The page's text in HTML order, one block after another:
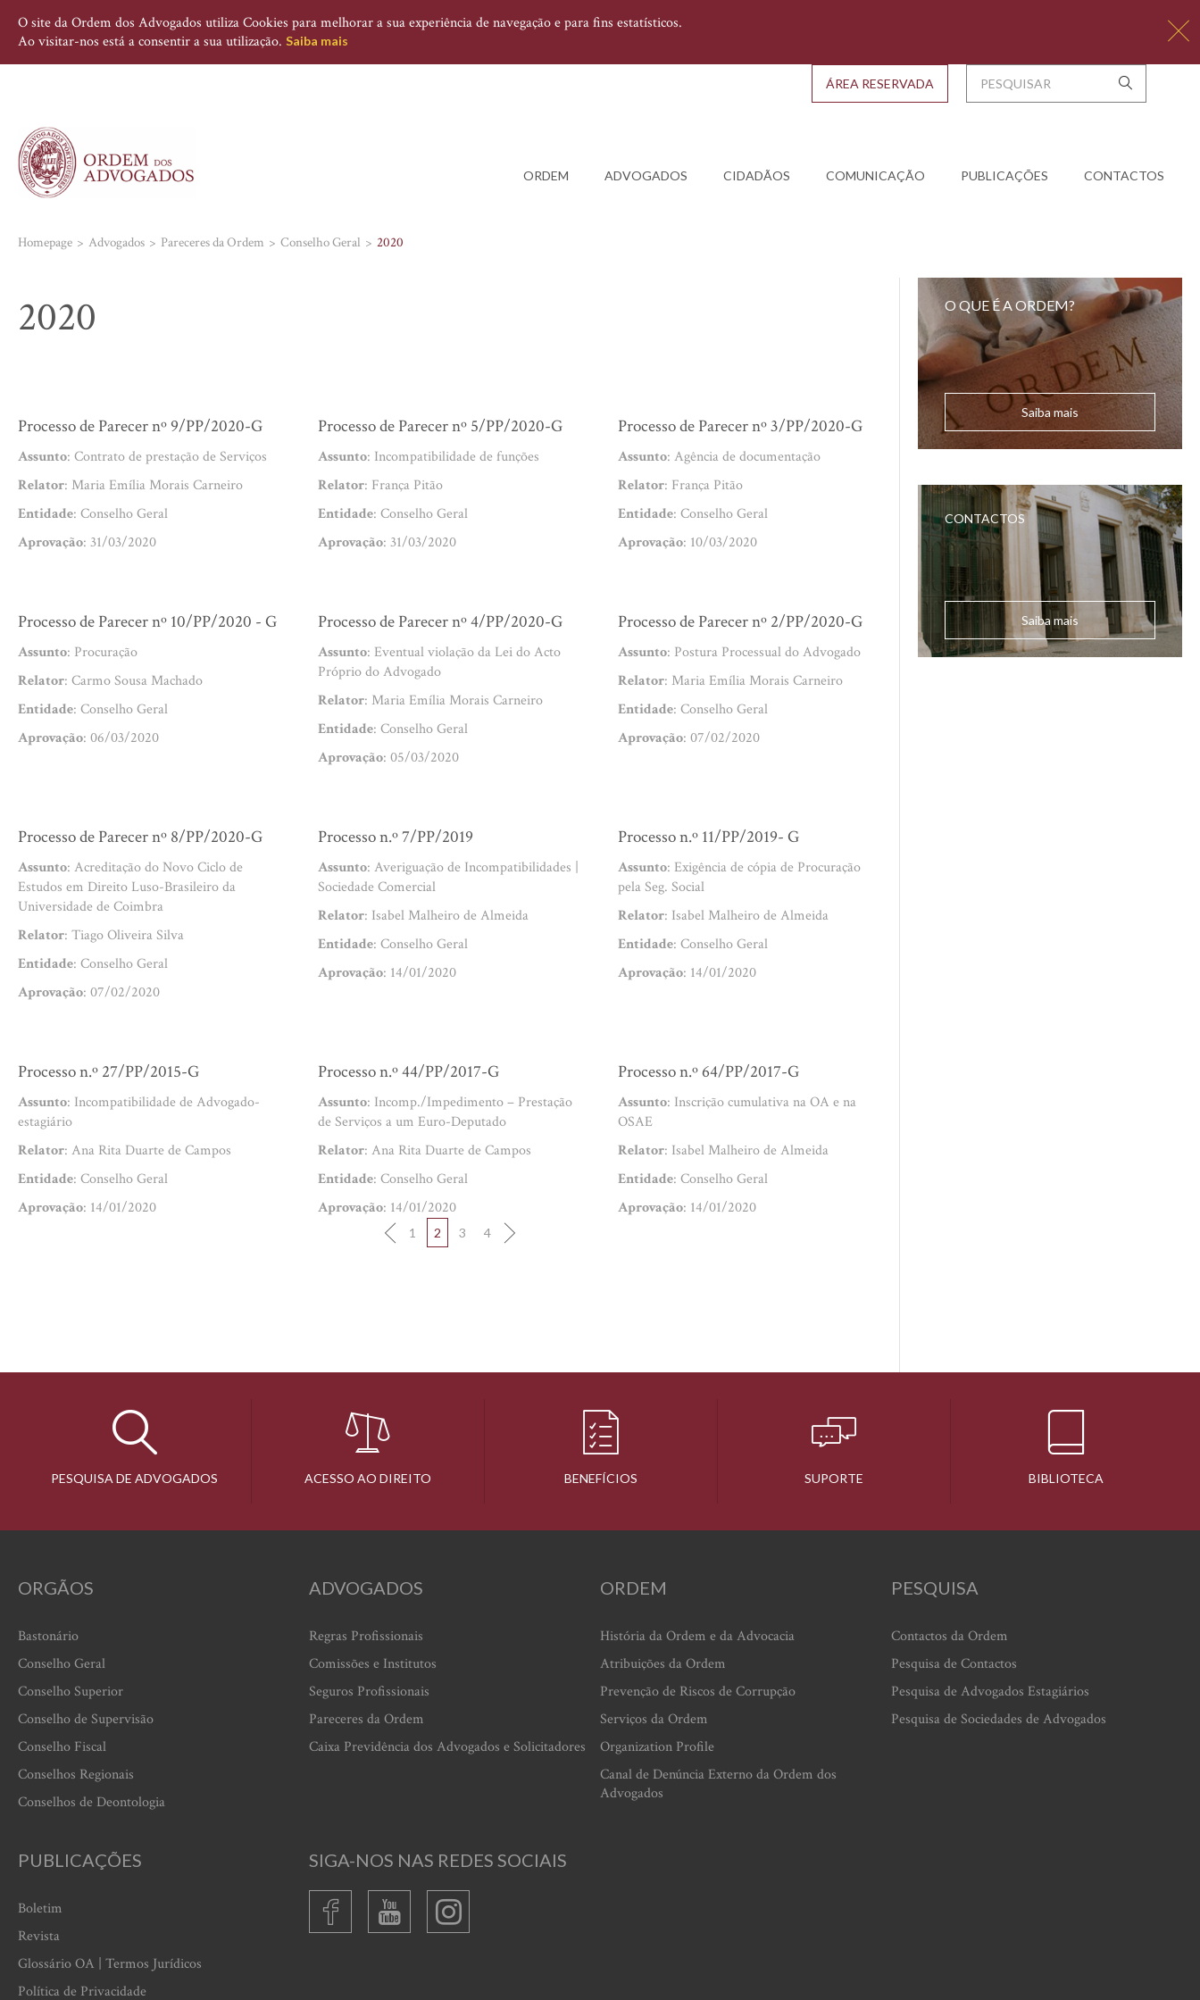
O site da Ordem dos Advogados utiliza Cookies para melhorar a sua experiência de navegação e para fins estatísticos.
Ao visitar-nos está a consentir a sua utilização. Saiba mais
ORDEM ADVOGADOS CIDADÃOS COMUNICAÇÃO PUBLICAÇÕES CONTACTOS
ÁREA RESERVADA
Homepage Advogados Pareceres da Ordem Conselho Geral 2020
2020
Processo de Parecer nº 9/PP/2020-G
Assunto: Contrato de prestação de Serviços
Relator: Maria Emília Morais Carneiro
Entidade: Conselho Geral
Aprovação: 31/03/2020
Processo de Parecer nº 5/PP/2020-G
Assunto: Incompatibilidade de funções
Relator: França Pitão
Entidade: Conselho Geral
Aprovação: 31/03/2020
Processo de Parecer nº 3/PP/2020-G
Assunto: Agência de documentação
Relator: França Pitão
Entidade: Conselho Geral
Aprovação: 10/03/2020
Processo de Parecer nº 10/PP/2020 - G
Assunto: Procuração
Relator: Carmo Sousa Machado
Entidade: Conselho Geral
Aprovação: 06/03/2020
Processo de Parecer nº 4/PP/2020-G
Assunto: Eventual violação da Lei do Acto
Próprio do Advogado
Relator: Maria Emília Morais Carneiro
Entidade: Conselho Geral
Aprovação: 05/03/2020
Processo de Parecer nº 2/PP/2020-G
Assunto: Postura Processual do Advogado
Relator: Maria Emília Morais Carneiro
Entidade: Conselho Geral
Aprovação: 07/02/2020
Processo de Parecer nº 8/PP/2020-G
Assunto: Acreditação do Novo Ciclo de
Estudos em Direito Luso-Brasileiro da
Universidade de Coimbra
Relator: Tiago Oliveira Silva
Entidade: Conselho Geral
Aprovação: 07/02/2020
Processo n.º 7/PP/2019
Assunto: Averiguação de Incompatibilidades |
Sociedade Comercial
Relator: Isabel Malheiro de Almeida
Entidade: Conselho Geral
Aprovação: 14/01/2020
Processo n.º 11/PP/2019- G
Assunto: Exigência de cópia de Procuração
pela Seg. Social
Relator: Isabel Malheiro de Almeida
Entidade: Conselho Geral
Aprovação: 14/01/2020
Processo n.º 27/PP/2015-G
Assunto: Incompatibilidade de Advogado-
estagiário
Relator: Ana Rita Duarte de Campos
Entidade: Conselho Geral
Aprovação: 14/01/2020
Processo n.º 44/PP/2017-G
Assunto: Incomp./Impedimento – Prestação
de Serviços a um Euro-Deputado
Relator: Ana Rita Duarte de Campos
Entidade: Conselho Geral
Aprovação: 14/01/2020
Processo n.º 64/PP/2017-G
Assunto: Inscrição cumulativa na OA e na
OSAE
Relator: Isabel Malheiro de Almeida
Entidade: Conselho Geral
Aprovação: 14/01/2020
1 2 3 4
O QUE É A ORDEM?
Saiba mais
CONTACTOS
Saiba mais
PESQUISA DE ADVOGADOS ACESSO AO DIREITO BENEFÍCIOS SUPORTE BIBLIOTECA
ORGÃOS
Bastonário
Conselho Geral
Conselho Superior
Conselho de Supervisão
Conselho Fiscal
Conselhos Regionais
Conselhos de Deontologia
ADVOGADOS
Regras Profissionais
Comissões e Institutos
Seguros Profissionais
Pareceres da Ordem
Caixa Previdência dos Advogados e Solicitadores
ORDEM
História da Ordem e da Advocacia
Atribuições da Ordem
Prevenção de Riscos de Corrupção
Serviços da Ordem
Organization Profile
Canal de Denúncia Externo da Ordem dos
Advogados
PESQUISA
Contactos da Ordem
Pesquisa de Contactos
Pesquisa de Advogados Estagiários
Pesquisa de Sociedades de Advogados
PUBLICAÇÕES
Boletim
Revista
Glossário OA | Termos Jurídicos
Política de Privacidade
SIGA-NOS NAS REDES SOCIAIS